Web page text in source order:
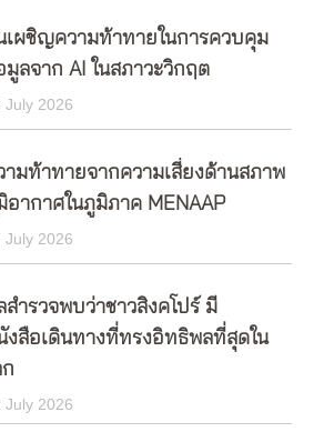
เผชิญความท้าทายในการควบคุม
มูลจาก AI ในสภาวะวิกฤต
July 2026
ามท้าทายจากความเสี่ยงด้านสภาพ
อากาศในภูมิภาค MENAAP
July 2026
สำรวจพบว่าชาวสิงคโปร์ มี
งสือเดินทางที่ทรงอิทธิพลที่สุดใน
ก
July 2026